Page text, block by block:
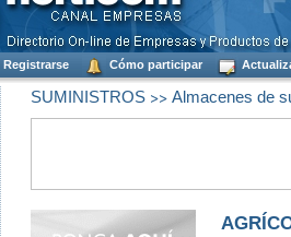
Registrarse Cómo participar
SUMINISTROS>> Almacenes de